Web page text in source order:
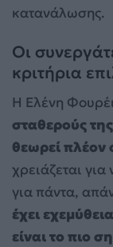
κατανάλωσης.
Οι
κριτήρια
Η Ελένη
σταθερούς
θεωρεί πλέον
χρειάζεται
για πάντα,
έχει
είναι το πιο